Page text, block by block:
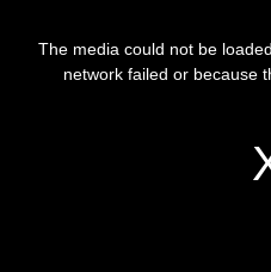
The media could not be
network failed or because